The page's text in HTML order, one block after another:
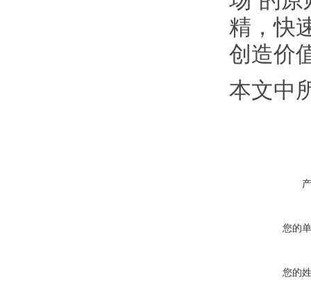
精，快
创造价
本文中
您的
您的